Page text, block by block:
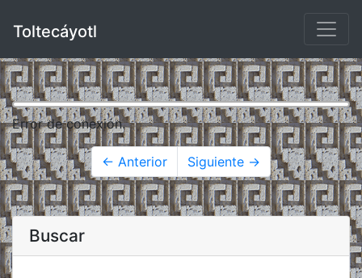
Toltecáyotl
Error de conexión.
← Anterior Siguiente →
Buscar